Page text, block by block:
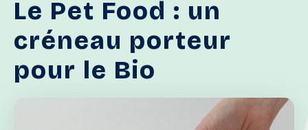
Le Pet Food : un
créneau porteur
pour le Bio